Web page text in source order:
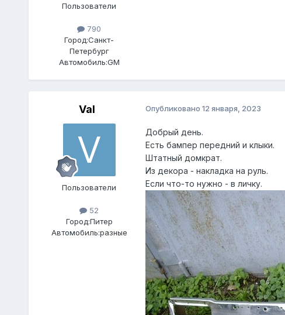
Пользователи
790
Город:Санкт-
Петербург
Автомобиль:GM
Val
Пользователи
52
Город:Питер
Автомобиль:разные
Опубликовано 12 января, 2023
Добрый день.
Есть бампер передний и клыки.
Штатный домкрат.
Из декора - накладка на руль.
Если что-то нужно - в личку.